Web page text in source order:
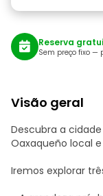
Reserva
Sem preço fixo —
Visão geral
Descubra a
Oaxaqueño local
Iremos explorar